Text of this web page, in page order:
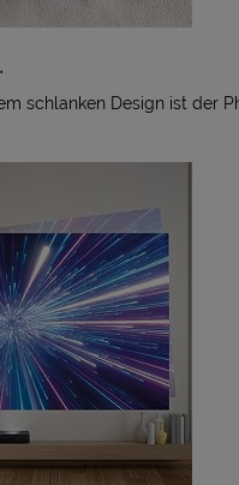
schlanken Design ist der